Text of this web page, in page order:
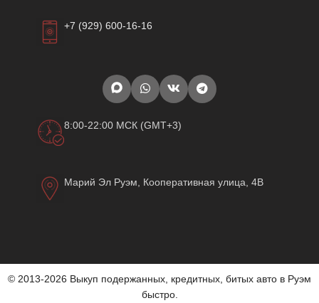
+7 (929) 600-16-16
8:00-22:00 МСК (GMT+3)
Марий Эл Руэм, Кооперативная улица, 4В
© 2013-2026 Выкуп подержанных, кредитных, битых авто в Руэм
быстро.